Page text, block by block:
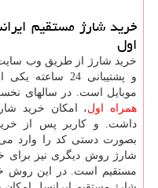
خرید شارژ مستقیم
اول
خرید شارژ از طریق وب سایت
و پشتیبانی 24
موبایل است. در سالهای
همراه اول، امکان خرید
داشت. و کاربر پس از
بصورت دستی کد را وارد می
شارژ روش دیگری نیز برای
مستقیم است. در این روش